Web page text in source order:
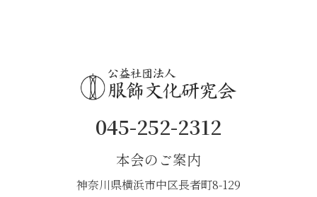
045-252-2312
本会のご案内
神奈川県横浜市中区長者町8-129